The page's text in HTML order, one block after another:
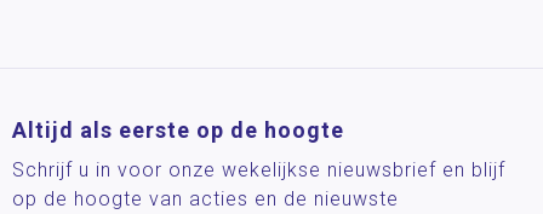
Altijd als eerste op de hoogte
Schrijf u in voor onze wekelijkse nieuwsbrief en blijf
op de hoogte van acties en de nieuwste